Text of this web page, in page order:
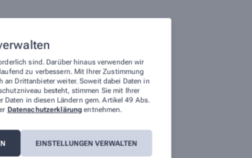
sind. Darüber hinaus verwenden wir
zu verbessern. Mit Ihrer Zustimmung
Drittanbieter weiter. Soweit dabei Daten in
besteht, stimmen Sie mit Ihrer
in diesen Ländern gem. Artikel 49 Abs.
Datenschutzerklärungentnehmen.
EINSTELLUNGEN VERWALTEN